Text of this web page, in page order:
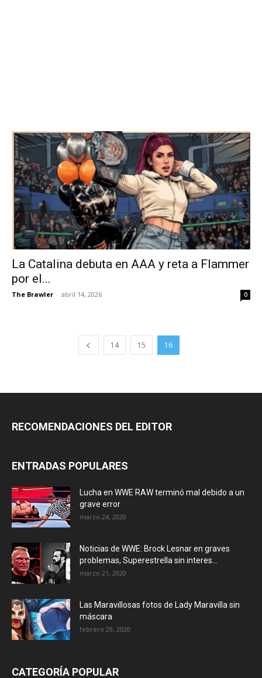
La Catalina debuta en AAA y reta a Flammer
por el...
The Brawler - abril 14, 2026 0
14 15 16
RECOMENDACIONES DEL EDITOR
ENTRADAS POPULARES
Lucha en WWE RAW terminó mal debido a un
grave error
marzo 24, 2020
Noticias de WWE: Brock Lesnar en graves
problemas, Superestrella sin interes...
marzo 21, 2020
Las Maravillosas fotos de Lady Maravilla sin
máscara
febrero 29, 2020
CATEGORÍA POPULAR